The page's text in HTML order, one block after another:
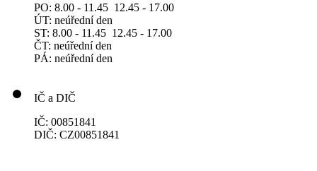
PO: 8.00 - 11.45 12.45 - 17.00
ÚT: neúřední den
ST: 8.00 - 11.45 12.45 - 17.00
ČT: neúřední den
PÁ: neúřední den
IČ a DIČ
IČ: 00851841
DIČ: CZ00851841